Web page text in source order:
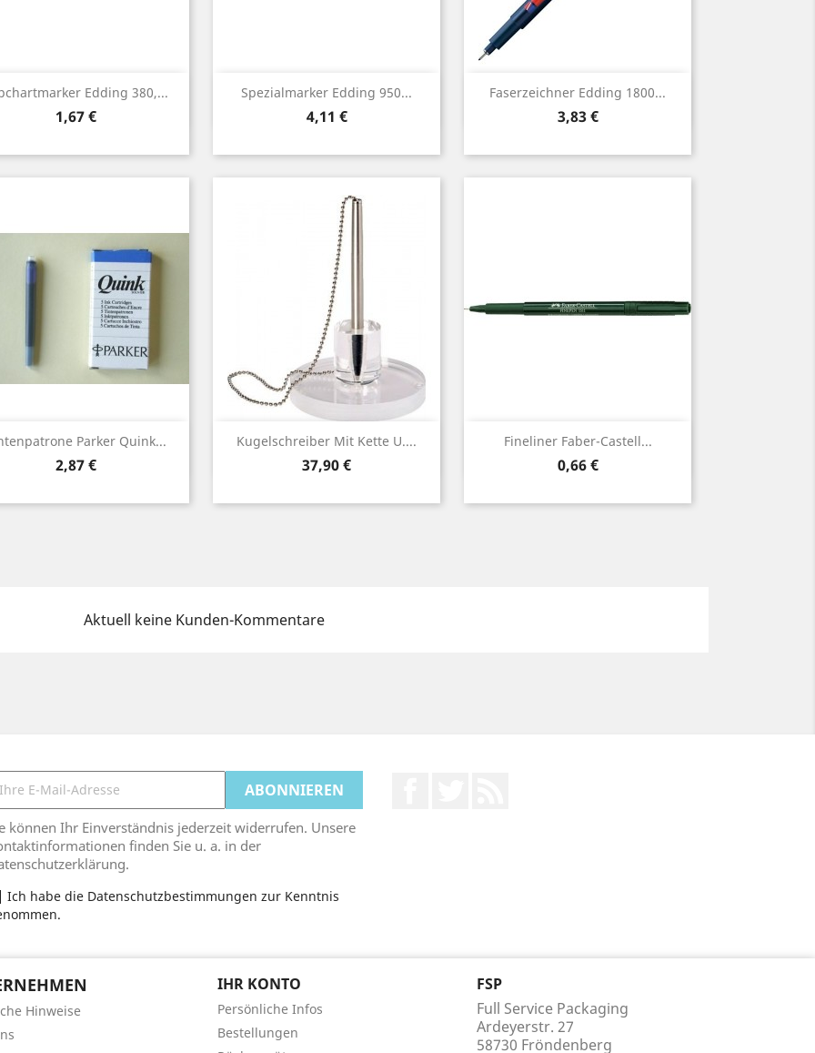
Edding 380,...
Preis
1,67 €
Vorschau Spezialmarker Edding 950...
Preis
4,11 €
Vorschau Faserzeichner Edding 1800...
Preis
3,83 €
Vorschau
Parker Quink...
Preis
2,87 €
Vorschau Kugelschreiber Mit Kette U....
Preis
37,90 €
Vorschau Fineliner Faber-Castell...
Preis
0,66 €
Vorschau
Aktuell keine Kunden-Kommentare
können Ihr Einverständnis jederzeit widerrufen. Unsere
finden Sie u. a. in der
Ich habe die Datenschutzbestimmungen zur Kenntnis
Hinweise
IHR KONTO
Persönliche Infos
Bestellungen
FSP
Full Service Packaging
Ardeyerstr. 27
58730 Fröndenberg